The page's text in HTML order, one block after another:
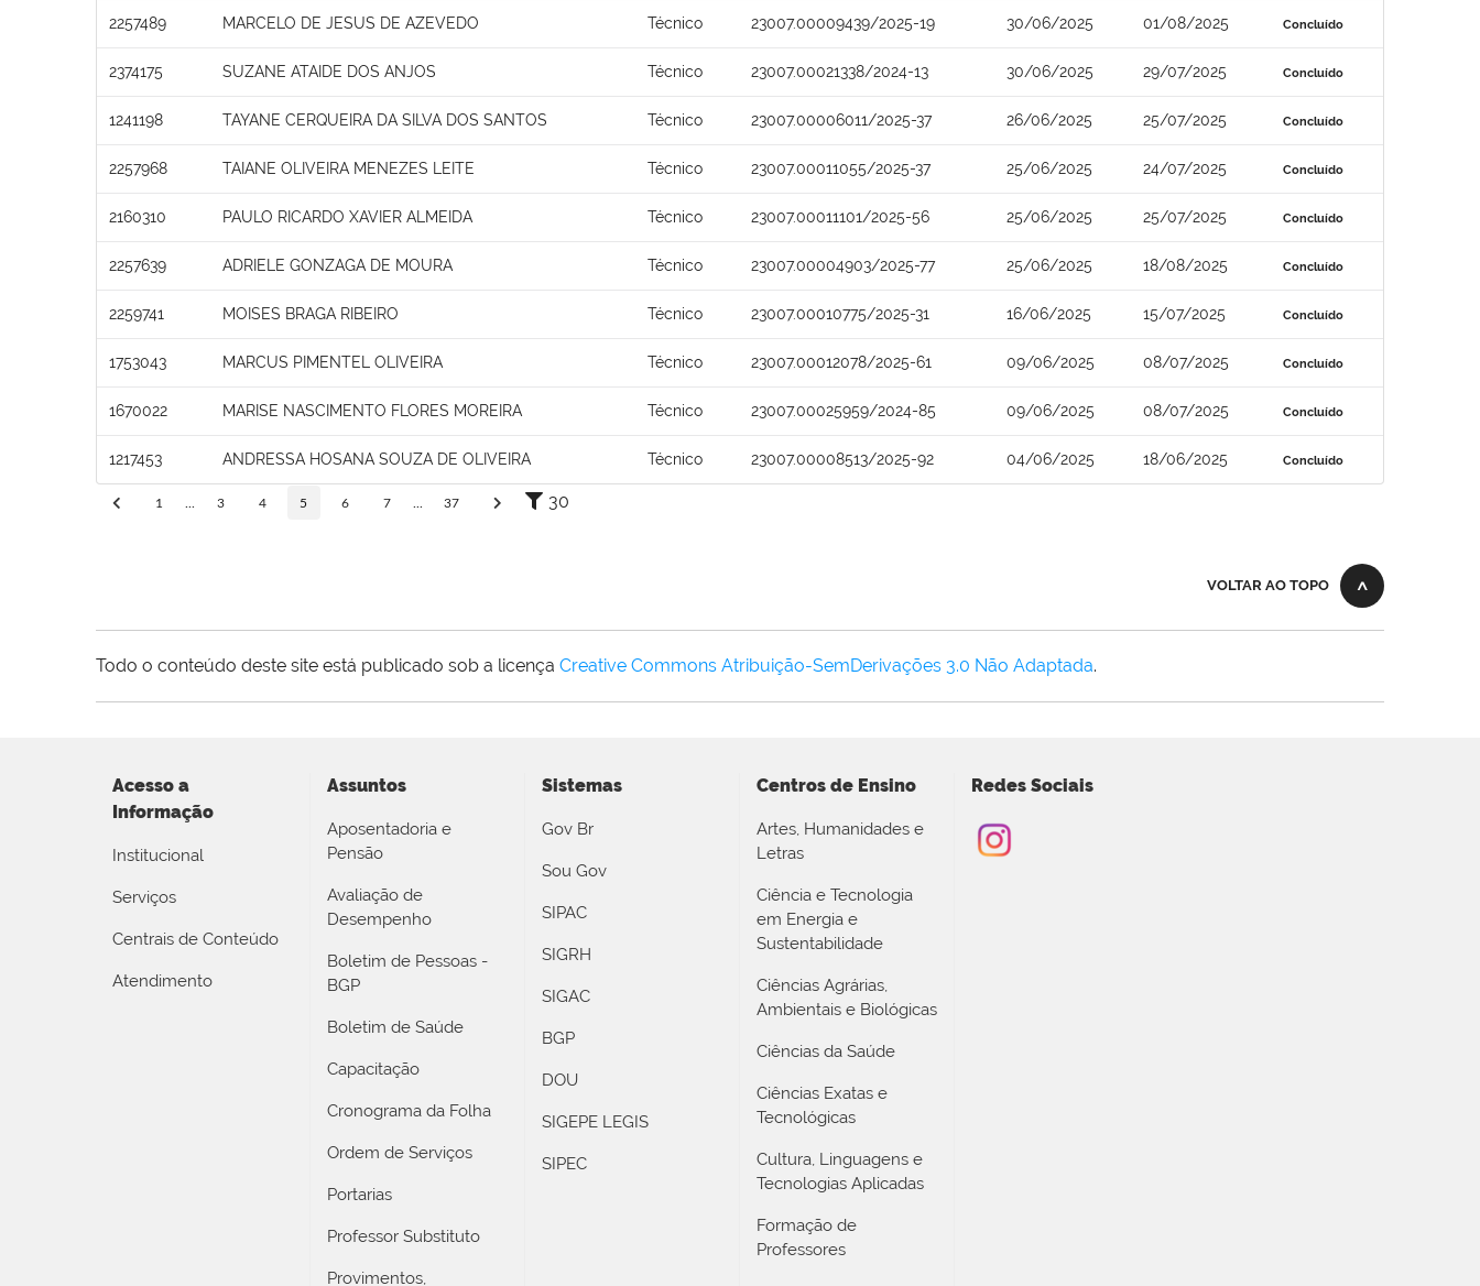
2257489 MARCELO DE JESUS DE AZEVEDO Técnico 23007.00009439/2025-19 30/06/2025 01/08/2025 Concluído
2374175 SUZANE ATAIDE DOS ANJOS Técnico 23007.00021338/2024-13 30/06/2025 29/07/2025 Concluído
1241198 TAYANE CERQUEIRA DA SILVA DOS SANTOS Técnico 23007.00006011/2025-37 26/06/2025 25/07/2025 Concluído
2257968 TAIANE OLIVEIRA MENEZES LEITE Técnico 23007.00011055/2025-37 25/06/2025 24/07/2025 Concluído
2160310 PAULO RICARDO XAVIER ALMEIDA Técnico 23007.00011101/2025-56 25/06/2025 25/07/2025 Concluído
2257639 ADRIELE GONZAGA DE MOURA Técnico 23007.00004903/2025-77 25/06/2025 18/08/2025 Concluído
2259741 MOISES BRAGA RIBEIRO Técnico 23007.00010775/2025-31 16/06/2025 15/07/2025 Concluído
1753043 MARCUS PIMENTEL OLIVEIRA Técnico 23007.00012078/2025-61 09/06/2025 08/07/2025 Concluído
1670022 MARISE NASCIMENTO FLORES MOREIRA Técnico 23007.00025959/2024-85 09/06/2025 08/07/2025 Concluído
1217453 ANDRESSA HOSANA SOUZA DE OLIVEIRA Técnico 23007.00008513/2025-92 04/06/2025 18/06/2025 Concluído
1 3 4 5 6 7 37 30
VOLTAR AO TOPO
Todo o conteúdo deste site está publicado sob a licença Creative Commons Atribuição-SemDerivações 3.0 Não Adaptada.
Acesso a
Informação
Institucional
Serviços
Centrais de Conteúdo
Atendimento
Assuntos
Aposentadoria e
Pensão
Avaliação de
Desempenho
Boletim de Pessoas -
BGP
Boletim de Saúde
Capacitação
Cronograma da Folha
Ordem de Serviços
Portarias
Professor Substituto
Provimentos,
Sistemas
Gov Br
Sou Gov
SIPAC
SIGRH
SIGAC
BGP
DOU
SIGEPE LEGIS
SIPEC
Centros de Ensino
Artes, Humanidades e
Letras
Ciência e Tecnologia
em Energia e
Sustentabilidade
Ciências Agrárias,
Ambientais e Biológicas
Ciências da Saúde
Ciências Exatas e
Tecnológicas
Cultura, Linguagens e
Tecnologias Aplicadas
Formação de
Professores
Redes Sociais